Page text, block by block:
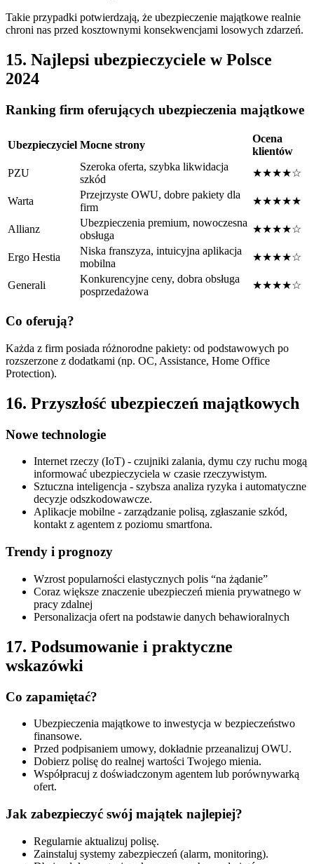
Takie przypadki potwierdzają, że ubezpieczenie majątkowe realnie
chroni nas przed kosztownymi konsekwencjami losowych zdarzeń.
15. Najlepsi ubezpieczyciele w Polsce
2024
Ranking firm oferujących ubezpieczenia majątkowe
Ubezpieczyciel Mocne strony
Ocena
klientów
PZU
Szeroka oferta, szybka likwidacja
szkód
★★★★☆
Warta
Przejrzyste OWU, dobre pakiety dla
firm
★★★★★
Allianz
Ubezpieczenia premium, nowoczesna
obsługa
★★★★☆
Ergo Hestia
Niska franszyza, intuicyjna aplikacja
mobilna
★★★★☆
Generali
Konkurencyjne ceny, dobra obsługa
posprzedażowa
★★★★☆
Co oferują?
Każda z firm posiada różnorodne pakiety: od podstawowych po
rozszerzone z dodatkami (np. OC, Assistance, Home Office
Protection).
16. Przyszłość ubezpieczeń majątkowych
Nowe technologie
Internet rzeczy (IoT) - czujniki zalania, dymu czy ruchu mogą
informować ubezpieczyciela w czasie rzeczywistym.
Sztuczna inteligencja - szybsza analiza ryzyka i automatyczne
decyzje odszkodowawcze.
Aplikacje mobilne - zarządzanie polisą, zgłaszanie szkód,
kontakt z agentem z poziomu smartfona.
Trendy i prognozy
Wzrost popularności elastycznych polis “na żądanie”
Coraz większe znaczenie ubezpieczeń mienia prywatnego w
pracy zdalnej
Personalizacja ofert na podstawie danych behawioralnych
17. Podsumowanie i praktyczne
wskazówki
Co zapamiętać?
Ubezpieczenia majątkowe to inwestycja w bezpieczeństwo
finansowe.
Przed podpisaniem umowy, dokładnie przeanalizuj OWU.
Dobierz polisę do realnej wartości Twojego mienia.
Współpracuj z doświadczonym agentem lub porównywarką
ofert.
Jak zabezpieczyć swój majątek najlepiej?
Regularnie aktualizuj polisę.
Zainstaluj systemy zabezpieczeń (alarm, monitoring).